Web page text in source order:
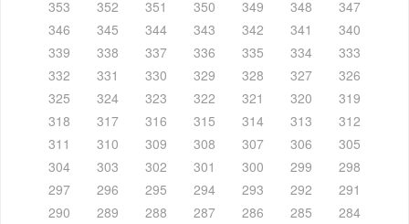
353
352 351 350 349 348
347
346
345 344 343 342 341
340
339
338 337 336 335 334
333
332
331 330 329 328 327
326
325
324 323 322 321 320
319
318
317 316 315 314 313
312
311
310 309 308 307 306
305
304
303 302 301 300 299
298
297
296 295 294 293 292
291
290
289 288 287 286 285
284